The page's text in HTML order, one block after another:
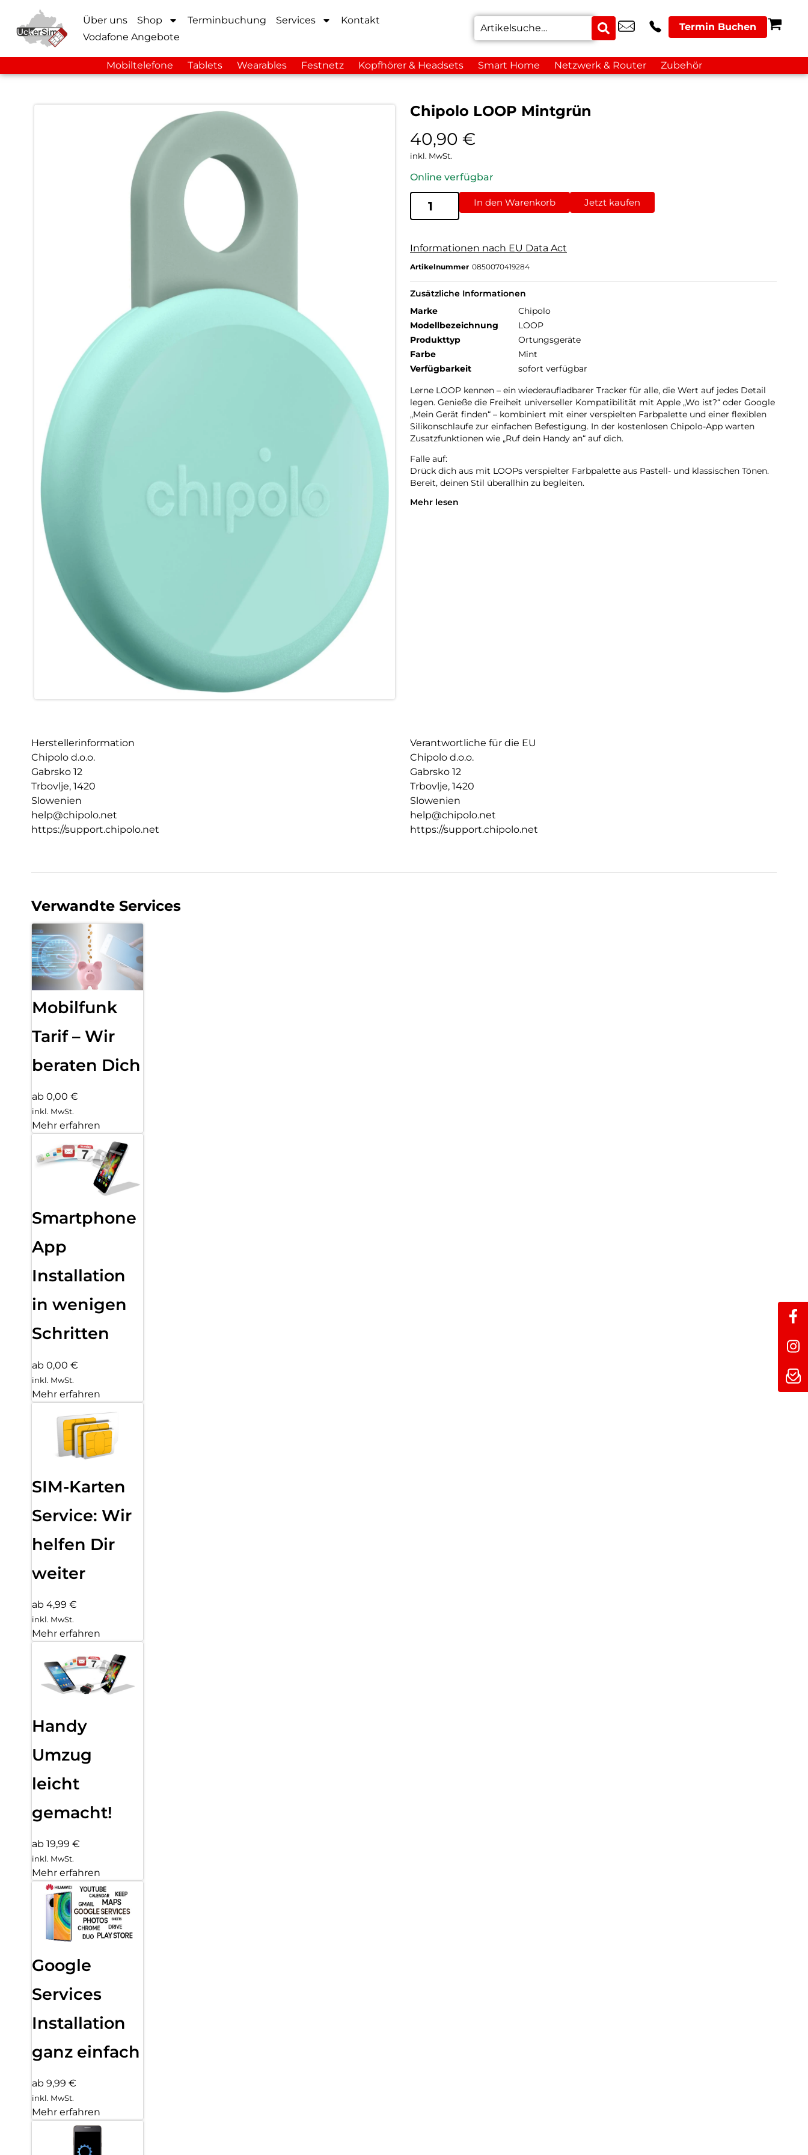
Über uns Shop Terminbuchung Services
Kontakt
Vodafone Angebote
Termin Buchen
Mobiltelefone Tablets Wearables Festnetz Kopfhörer & Headsets Smart Home Netzwerk & Router Zubehör
Chipolo LOOP Mintgrün
40,90 €
inkl. MwSt.
Online verfügbar
In den Warenkorb Jetzt kaufen
Informationen nach EU Data Act
Artikelnummer 0850070419284
Zusätzliche Informationen
Marke
Chipolo
Modellbezeichnung
LOOP
Produkttyp
Ortungsgeräte
Farbe
Mint
Verfügbarkeit
sofort verfügbar
Lerne LOOP kennen – ein wiederaufladbarer Tracker für alle, die Wert auf jedes Detail
legen. Genieße die Freiheit universeller Kompatibilität mit Apple „Wo ist?“ oder Google
„Mein Gerät finden“ – kombiniert mit einer verspielten Farbpalette und einer flexiblen
Silikonschlaufe zur einfachen Befestigung. In der kostenlosen Chipolo-App warten
Zusatzfunktionen wie „Ruf dein Handy an“ auf dich.
Falle auf:
Drück dich aus mit LOOPs verspielter Farbpalette aus Pastell- und klassischen Tönen.
Bereit, deinen Stil überallhin zu begleiten.
Einfach aufladen:
Mehr lesen
Herstellerinformation
Chipolo d.o.o.
Gabrsko 12
Trbovlje, 1420
Slowenien
help@chipolo.net
https://support.chipolo.net
Verantwortliche für die EU
Chipolo d.o.o.
Gabrsko 12
Trbovlje, 1420
Slowenien
help@chipolo.net
https://support.chipolo.net
Verwandte Services
Mobilfunk
Tarif – Wir
beraten Dich
ab 0,00 €
inkl. MwSt.
Mehr erfahren
Smartphone
App
Installation
in wenigen
Schritten
ab 0,00 €
inkl. MwSt.
Mehr erfahren
SIM-Karten
Service: Wir
helfen Dir
weiter
ab 4,99 €
inkl. MwSt.
Mehr erfahren
Handy
Umzug
leicht
gemacht!
ab 19,99 €
inkl. MwSt.
Mehr erfahren
Google
Services
Installation
ganz einfach
ab 9,99 €
inkl. MwSt.
Mehr erfahren